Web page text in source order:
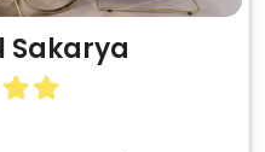
Sakarya